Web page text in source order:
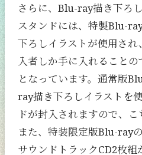
さらに、Blu-ray描き下ろ
スタンドには、特製Blu-
下ろしイラストが使用さ
入者しか手に入れること
となっています。通常版
ray描き下ろしイラストを
ドが封入されますので、こ
また、特装限定版Blu-ray
サウンドトラックCD2枚